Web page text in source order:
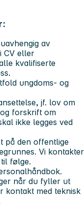
av
CV eller
kvalifiserte
ungdoms- og
jf. lov om
forskrift om
ikke legges ved
på den offentlige
Vi kontakter
følge.
når du fyller ut
kontakt med teknisk